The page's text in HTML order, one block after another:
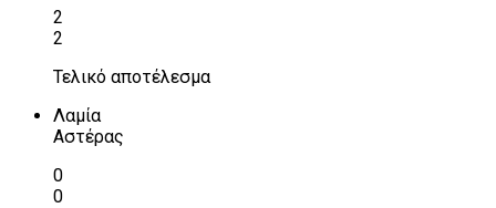
2
2
Τελικό αποτέλεσμα
Λαμία
Αστέρας
0
0